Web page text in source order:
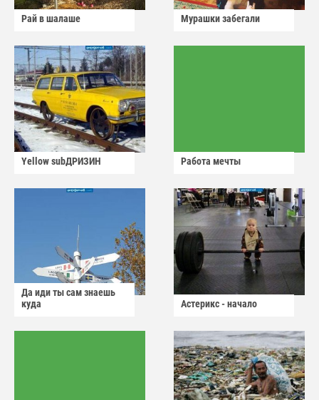
Рай в шалаше Мурашки забегали
Yellow subДРИЗИН Работа мечты
Да иди ты сам знаешь
куда
Астерикс - начало